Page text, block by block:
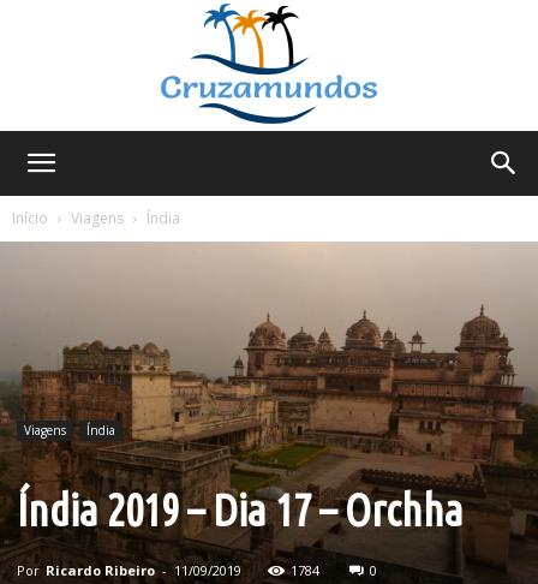
Início
Viagens Índia
Viagens Índia
Índia 2019 – Dia 17 – Orchha
Por Ricardo Ribeiro - 11/09/2019 1784 0